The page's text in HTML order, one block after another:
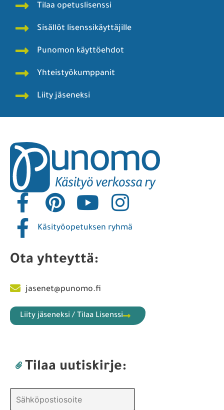
Tilaa opetuslisenssi
Sisällöt lisenssikäyttäjille
Punomon käyttöehdot
Yhteistyökumppanit
Liity jäseneksi
Käsityöopetuksen ryhmä
Ota yhteyttä:
jasenet@punomo.fi
Liity jäseneksi / Tilaa Lisenssi
Tilaa uutiskirje: